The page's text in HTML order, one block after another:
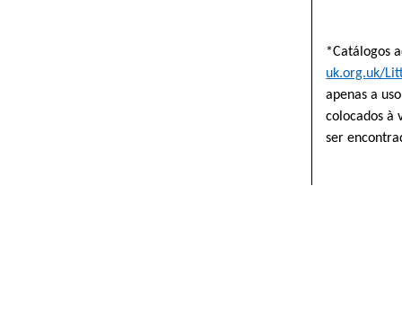
*Catálogos
uk.org.uk/
apenas a
colocados à
ser